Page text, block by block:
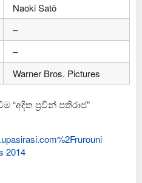
Naoki Satō
–
–
Warner Bros. Pictures
“අදිත ප්‍රවීන් පතිරාජ”